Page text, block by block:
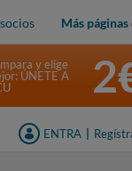
Más páginas
ENTRA
y elige
ÚNETE A